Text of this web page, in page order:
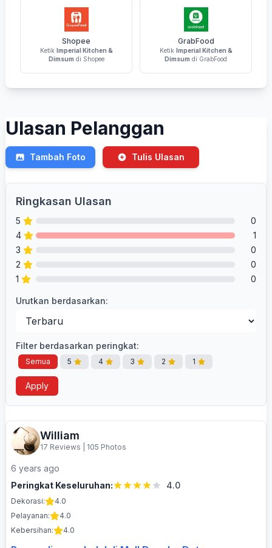
Shopee
Ketik Imperial Kitchen &
Dimsum di Shopee
GrabFood
Ketik Imperial Kitchen &
Dimsum di GrabFood
Ulasan Pelanggan
Tambah Foto Tulis Ulasan
Ringkasan Ulasan
5
0
4
1
3
0
2
0
1
0
Urutkan berdasarkan:
Filter berdasarkan peringkat:
Semua 5 4 3 2 1
Apply
William
17 Reviews 105 Photos
6 years ago
Peringkat Keseluruhan:
4.0
Dekorasi:
4.0
Pelayanan:
4.0
Kebersihan:
4.0